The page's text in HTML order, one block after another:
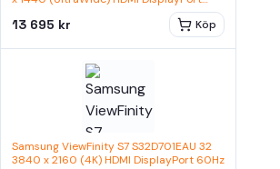
13 695 kr Köp
Samsung ViewFinity S7 S32D701EAU 32
3840 x 2160 (4K) HDMI DisplayPort 60Hz